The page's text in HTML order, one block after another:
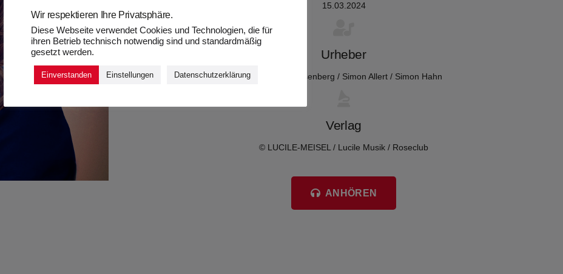
15.03.2024
Urheber
Max Miguel Rosenberg / Simon Allert / Simon Hahn
Verlag
© LUCILE-MEISEL / Lucile Musik / Roseclub
ANHÖREN
Wir respektieren Ihre Privatsphäre.
Diese Webseite verwendet Cookies und Technologien, die für
ihren Betrieb technisch notwendig sind und standardmäßig
gesetzt werden.
Einverstanden Einstellungen Datenschutzerklärung